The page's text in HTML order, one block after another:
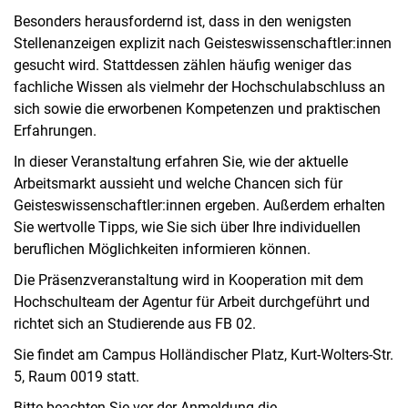
Besonders herausfordernd ist, dass in den wenigsten
Stellenanzeigen explizit nach Geisteswissenschaftler:innen
gesucht wird. Stattdessen zählen häufig weniger das
fachliche Wissen als vielmehr der Hochschulabschluss an
sich sowie die erworbenen Kompetenzen und praktischen
Erfahrungen.
In dieser Veranstaltung erfahren Sie, wie der aktuelle
Arbeitsmarkt aussieht und welche Chancen sich für
Geisteswissenschaftler:innen ergeben. Außerdem erhalten
Sie wertvolle Tipps, wie Sie sich über Ihre individuellen
beruflichen Möglichkeiten informieren können.
Die Präsenzveranstaltung wird in Kooperation mit dem
Hochschulteam der Agentur für Arbeit durchgeführt und
richtet sich an Studierende aus FB 02.
Sie findet am Campus Holländischer Platz, Kurt-Wolters-Str.
5, Raum 0019 statt.